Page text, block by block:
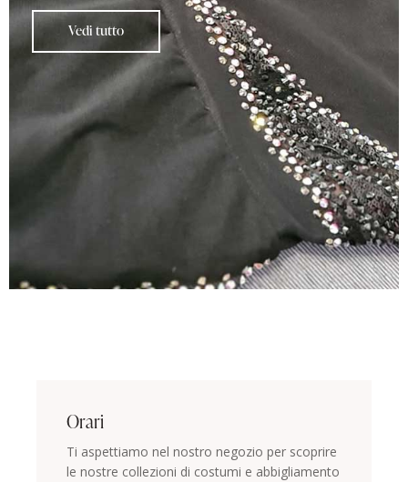
Vedi tutto
Orari
Ti aspettiamo nel nostro negozio per scoprire
le nostre collezioni di costumi e abbigliamento